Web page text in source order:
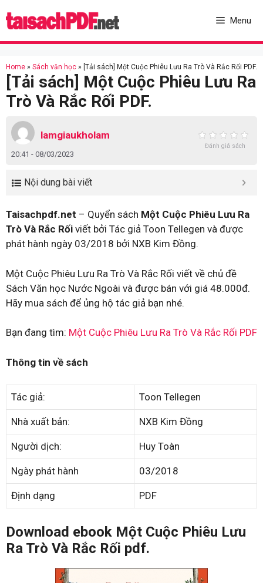
to
Menu
Home » Sách văn học » [Tải sách] Một Cuộc Phiêu Lưu Ra Trò Và Rắc Rối PDF.
[Tải sách] Một Cuộc Phiêu Lưu Ra
Trò Và Rắc Rối PDF.
lamgiaukholam
20:41 - 08/03/2023
Đánh giá sách
Nội dung bài viết
Taisachpdf.net – Quyển sách Một Cuộc Phiêu Lưu Ra
Trò Và Rắc Rối viết bởi Tác giả Toon Tellegen và được
phát hành ngày 03/2018 bởi NXB Kim Đồng.
Một Cuộc Phiêu Lưu Ra Trò Và Rắc Rối viết về chủ đề
Sách Văn học Nước Ngoài và được bán với giá 48.000đ.
Hãy mua sách để ủng hộ tác giả bạn nhé.
Bạn đang tìm: Một Cuộc Phiêu Lưu Ra Trò Và Rắc Rối PDF
Thông tin về sách
Tác giả: Toon Tellegen
Nhà xuất bản: NXB Kim Đồng
Người dịch: Huy Toàn
Ngày phát hành 03/2018
Định dạng PDF
Download ebook Một Cuộc Phiêu Lưu
Ra Trò Và Rắc Rối pdf.